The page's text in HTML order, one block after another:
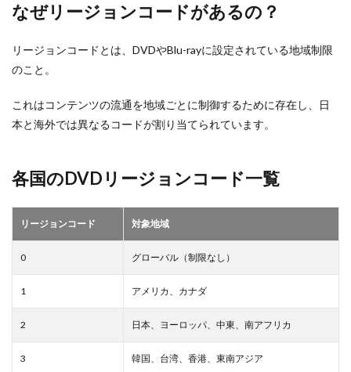
なぜリージョンコードがあるの？
リージョンコードとは、DVDやBlu-rayに設定されている地域制限
のこと。
これはコンテンツの流通を地域ごとに制御するために存在し、日
本と海外では異なるコードが割り当てられています。
各国のDVDリージョンコード一覧
リージョンコード 対象地域
0 グローバル（制限なし）
1 アメリカ、カナダ
2 日本、ヨーロッパ、中東、南アフリカ
3 韓国、台湾、香港、東南アジア